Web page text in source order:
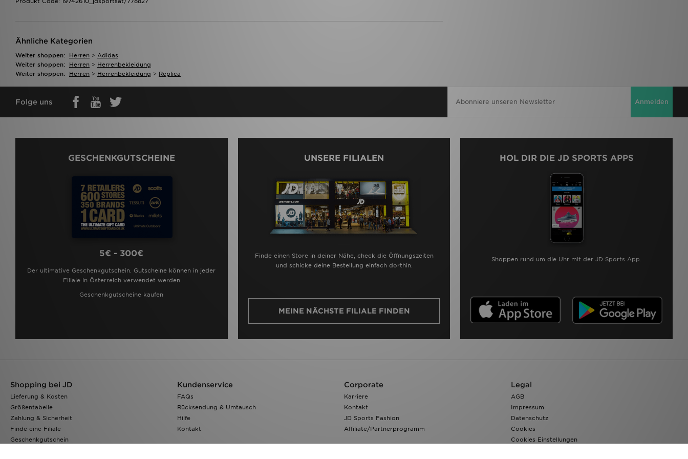
Ähnliche Kategorien
Weiter shoppen: Herren > Adidas
Weiter shoppen:
Herren > Herrenbekleidung
Weiter shoppen:
Herren > Herrenbekleidung > Replica
Folge uns Anmelden
GESCHENKGUTSCHEINE
5€ - 300€
Der ultimative Geschenkgutschein. Gutscheine können in jeder
Filiale in Österreich verwendet werden
Geschenkgutscheine kaufen
UNSERE FILIALEN
Finde einen Store in deiner Nähe, check die Öffnungszeiten
und schicke deine Bestellung einfach dorthin.
MEINE NÄCHSTE FILIALE FINDEN
HOL DIR DIE JD SPORTS APPS
Shoppen rund um die Uhr mit der JD Sports App.
Shopping bei JD
Lieferung & Kosten
Größentabelle
Zahlung & Sicherheit
Finde eine Filiale
Geschenkgutschein
Kundenservice
FAQs
Rücksendung & Umtausch
Hilfe
Kontakt
Corporate
Karriere
Kontakt
JD Sports Fashion
Affiliate/Partnerprogramm
Legal
AGB
Impressum
Datenschutz
Cookies
Cookies Einstellungen